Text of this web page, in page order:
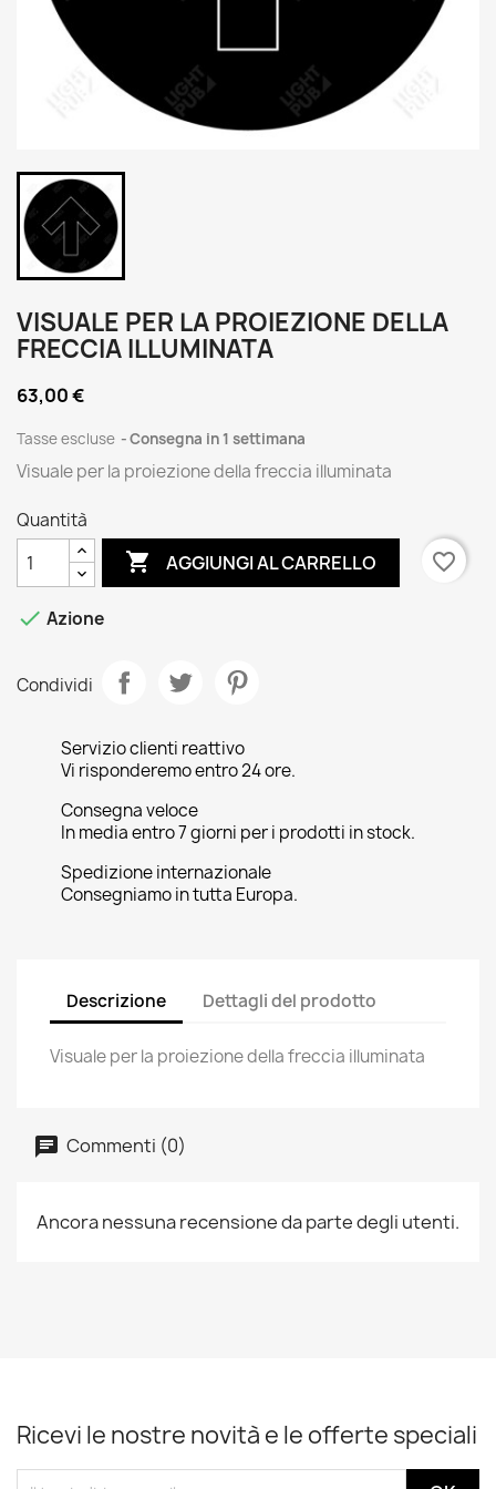
VISUALE PER LA PROIEZIONE DELLA
FRECCIA ILLUMINATA
63,00 €
Tasse escluse Consegna in 1 settimana
Visuale per la proiezione della freccia illuminata
Quantità
 AGGIUNGI AL CARRELLO favorite_border
 Azione
Condividi
Servizio clienti reattivo
Vi risponderemo entro 24 ore.
Consegna veloce
In media entro 7 giorni per i prodotti in stock.
Spedizione internazionale
Consegniamo in tutta Europa.
Descrizione Dettagli del prodotto
Visuale per la proiezione della freccia illuminata
Commenti (0)
Ancora nessuna recensione da parte degli utenti.
Ricevi le nostre novità e le offerte speciali